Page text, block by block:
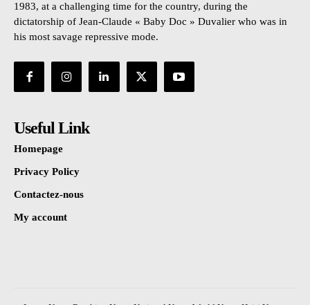
1983, at a challenging time for the country, during the
dictatorship of Jean-Claude « Baby Doc » Duvalier who was in
his most savage repressive mode.
Useful Link
Homepage
Privacy Policy
Contactez-nous
My account